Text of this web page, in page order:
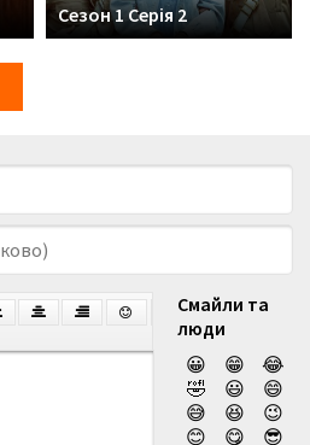
Сезон 1 Серія 2
Смайли та
люди
😀
😁
😂
🤣
😃
😄
😅
😆
😉
😊
😋
😎